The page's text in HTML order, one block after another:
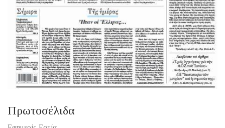
Πρωτοσέλιδα